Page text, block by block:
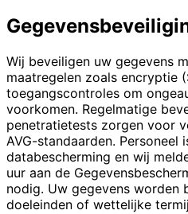
Wij beveiligen uw gegevens
maatregelen zoals encryptie
toegangscontroles om
voorkomen. Regelmatige
penetratietests zorgen voor
AVG-standaarden. Personeel
databescherming en wij
uur aan de
nodig. Uw gegevens worden
doeleinden of wettelijke